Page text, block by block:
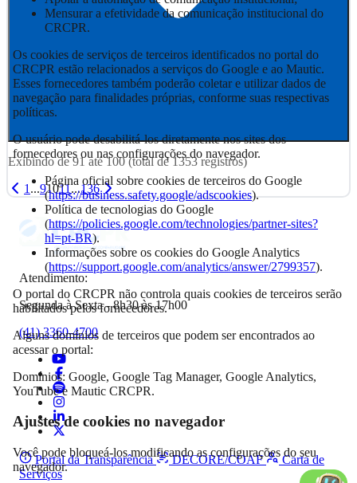
Exibindo de91até100(total de1353registros)
1...91011...136
Atendimento:
Segunda à Sexta - 8h30 às 17h00
(41) 3360-4700
Portal da Transparência DECORE/COAF
Carta de
Serviços
Mensurar a efetividade da comunicação institucional do
CRCPR.
Os cookies de serviços de terceiros identificados no portal do
CRCPR estão relacionados a serviços do Google e ao Mautic.
Esses fornecedores também poderão coletar e utilizar dados de
navegação para finalidades próprias, conforme suas respectivas
políticas.
O usuário pode desabilitá-los diretamente nos sites dos
fornecedores ou nas configurações do navegador.
Página oficial sobre cookies de terceiros do Google
(https://business.safety.google/adscookies).
Política de tecnologias do Google
(https://policies.google.com/technologies/partner-sites?
hl=pt-BR).
Informações sobre os cookies do Google Analytics
(https://support.google.com/analytics/answer/2799357).
O portal do CRCPR não controla quais cookies de terceiros serão
habilitados pelos fornecedores.
Alguns domínios de terceiros que podem ser encontrados ao
acessar o portal:
Domínios: Google, Google Tag Manager, Google Analytics,
YouTube e Mautic CRCPR.
Ajustes de cookies no navegador
Você pode bloqueá-los modificando as configurações do seu
navegador.